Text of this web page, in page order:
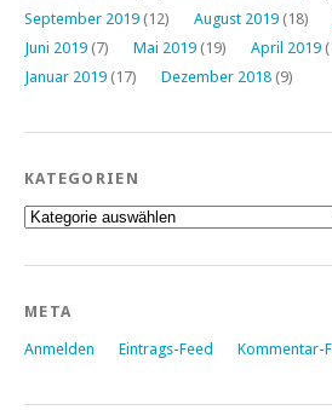
September 2019 (12) August 2019 (18)
Juni 2019 (7) Mai 2019 (19) April 2019
Januar 2019 (17) Dezember 2018 (9)
KATEGORIEN
Kategorien
META
Anmelden Eintrags-Feed Kommentar-